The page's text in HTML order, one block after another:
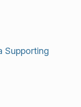
Supporting